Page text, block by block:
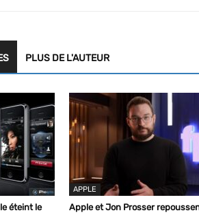
PLUS DE L'AUTEUR
éteint le
APPLE
Apple et Jon Prosser